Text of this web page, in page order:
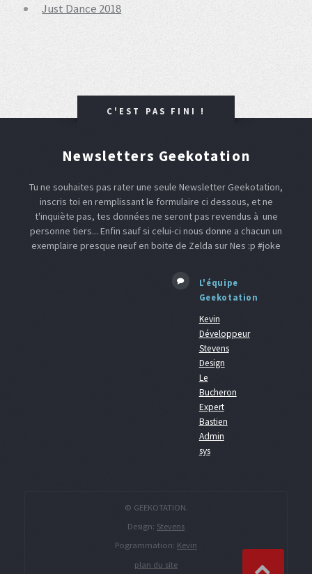
Just Dance 2018
C'EST PAS FINI !
Newsletters Geekotation
Tu ne souhaites pas rater une seule Newsletter Geekotation,
inscris toi en remplissant le formulaire ci dessous, et ne
t'inquiète pas, tes données ne seront pas revendus à une
personne tiers... Enfin sauf si celui-ci nous donne a chacun un
exemplaire presque neuf en boite de Zelda sur Nes :p #joke
L'équipe
Geekotation
Kevin
Développeur
Stevens
Design
Le
Bucheron
Expert
Bastien
Admin
sys
© GEEKOTATION.
Design: Stevens
Pogrammation: Kevin
plan du site